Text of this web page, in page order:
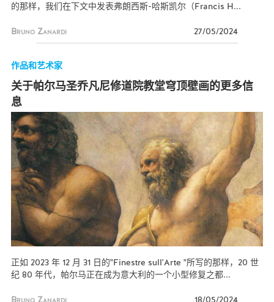
的那样，我们在下文中发表弗朗西斯-哈斯凯尔（Francis H...
Bruno Zanardi 27/05/2024
作品和艺术家
关于帕尔马圣乔凡尼修道院教堂穹顶壁画的更多信
息
正如 2023 年 12 月 31 日的"Finestre sull'Arte "所写的那样，20 世
纪 80 年代，帕尔马正在成为意大利的一个小型修复之都...
Bruno Zanardi 18/05/2024